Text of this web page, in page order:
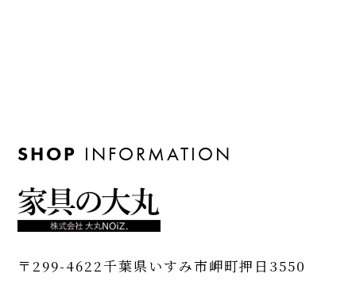
SHOP INFORMATION
〒299-4622千葉県いすみ市岬町押日3550